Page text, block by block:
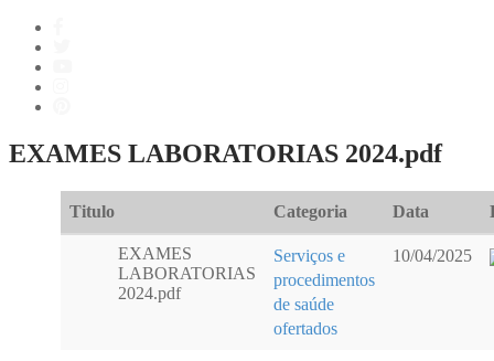
EXAMES LABORATORIAS 2024.pdf
Titulo Categoria Data
EXAMES
LABORATORIAS
2024.pdf
Serviços e
procedimentos
de saúde
ofertados
10/04/2025